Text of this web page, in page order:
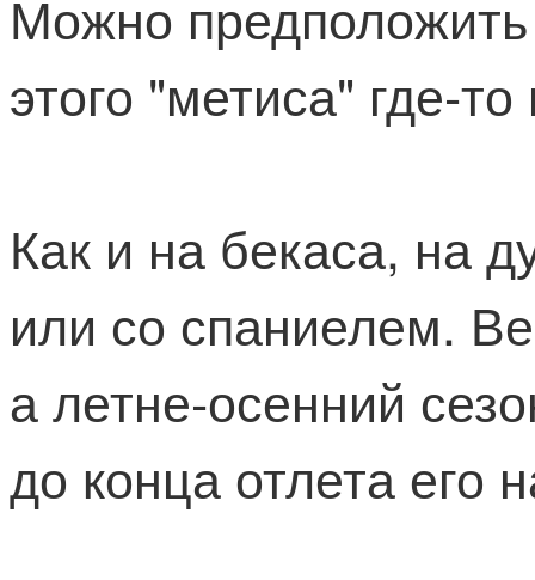
Можно
этого "метиса" где-
Как и на бекаса, на
или со спаниелем.
а летне-осенний
до конца отлета его